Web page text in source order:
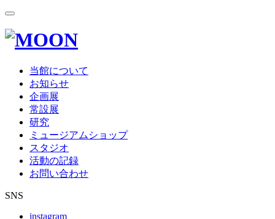
当館について
お知らせ
企画展
常設展
研究
ミュージアムショップ
スタジオ
活動の記録
お問い合わせ
SNS
instagram